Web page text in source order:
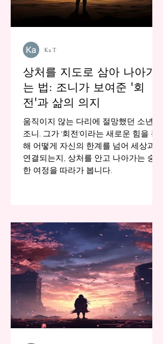
상처를 지도로 삼아 나아가
는 법: 조니가 보여준 '회
전'과 삶의 의지
움직이지 않는 다리에 절망했던 소년,
조니. 그가 '회전'이라는 새로운 힘을 통
해 어떻게 자신의 한계를 넘어 세상과
연결되는지, 상처를 안고 나아가는 숭고
한 여정을 따라가 봅니다.
Ka T